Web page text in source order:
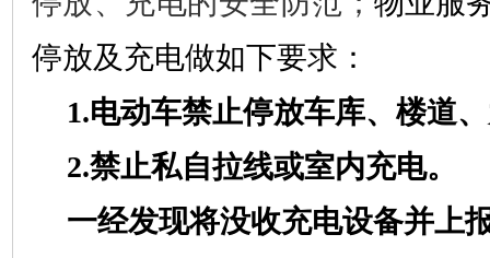
停放及充电做如下要求：
1.电动车禁止停放车库、楼道
2.禁止私自拉线或室内充电。
一经发现将没收充电设备并上